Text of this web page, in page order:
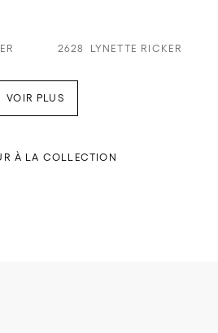
2628 LYNETTE RICKER
VOIR PLUS
À LA COLLECTION